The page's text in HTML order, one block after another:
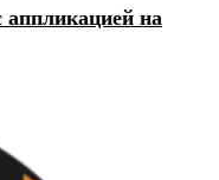
аппликацией на